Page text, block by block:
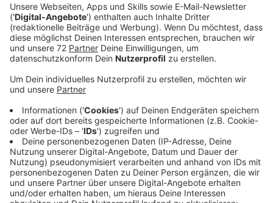
Ein Promi, keine Fragen und fünf
Gegenstände
Anzeige
Wenn ein Popstar, Comedian, Schauspieler oder
Politiker bei uns zu Besuch ist, stellt er sich auch dem
besonderen Video-Interview „Fünf für". Dabei wird
keine einzige Frage gestellt, sondern dem Gast
einfach fünf Dinge in die Hand gedrückt, zu denen er
das erzählt, was ihm als Erstes einfällt. Keine
Standardantworten, keine Promotionaussagen -